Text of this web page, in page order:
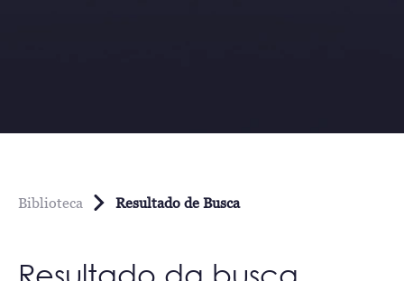
Biblioteca Resultado de Busca